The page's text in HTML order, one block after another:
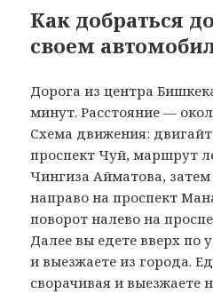
Как добраться
своем
Дорога из центра
минут. Расстояние —
Схема движения:
проспект Чуй, маршрут
Чингиза Айматова,
направо на проспект
поворот налево на
Далее вы едете вверх по
и выезжаете из города.
сворачивая и выезжаете